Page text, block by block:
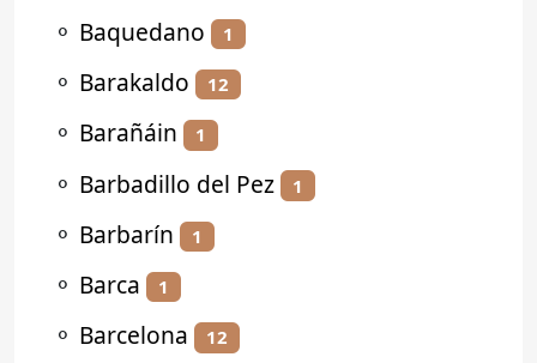
⚬ Baquedano 1
⚬ Barakaldo 12
⚬ Barañáin 1
⚬ Barbadillo del Pez 1
⚬ Barbarín 1
⚬ Barca 1
⚬ Barcelona 12